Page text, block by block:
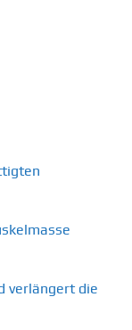
verlängert die